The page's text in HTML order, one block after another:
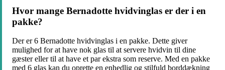
Hvor mange Bernadotte hvidvinglas er der i en
pakke?
Der er 6 Bernadotte hvidvinglas i en pakke. Dette giver
mulighed for at have nok glas til at servere hvidvin til dine
gæster eller til at have et par ekstra som reserve. Med en pakke
med 6 glas kan du oprette en enhedlig og stilfuld borddækning